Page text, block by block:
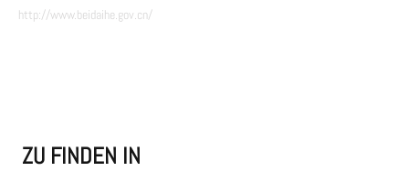
http://www.beidaihe.gov.cn/
ZU FINDEN IN